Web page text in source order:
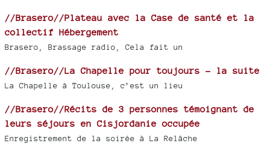
//Brasero//Plateau avec la Case de santé et la
collectif Hébergement
Brasero, Brassage radio, Cela fait un
//Brasero//La Chapelle pour toujours - la suite
La Chapelle à Toulouse, c’est un lieu
//Brasero//Récits de 3 personnes témoignant de
leurs séjours en Cisjordanie occupée
Enregistrement de la soirée à La Relâche